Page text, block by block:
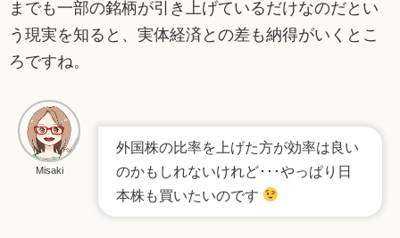
までも一部の銘柄が引き上げているだけなのだとい
う現実を知ると、実体経済との差も納得がいくとこ
ろですね。
Misaki
外国株の比率を上げた方が効率は良い
のかもしれないけれど･･･やっぱり日
本株も買いたいのです